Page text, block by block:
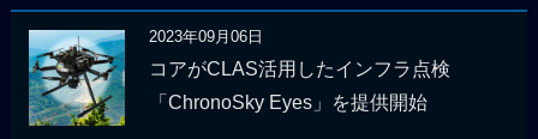
2023年09月06日
コアがCLAS活用したインフラ点検
「ChronoSky Eyes」を提供開始